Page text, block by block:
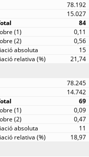
78.192
15.027
84
0,11
0,56
15
21,74
78.245
14.742
69
0,09
0,47
11
18,97